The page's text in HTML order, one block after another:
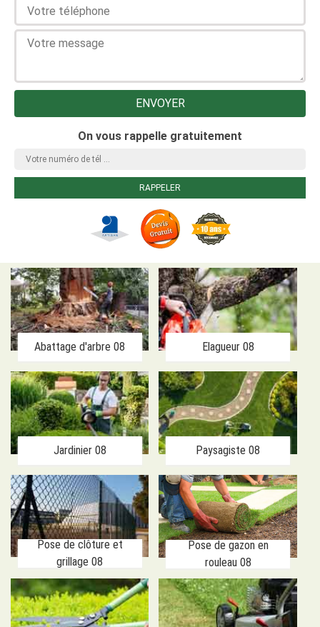
On vous rappelle gratuitement
Abattage d'arbre 08 Elagueur 08
Jardinier 08 Paysagiste 08
Pose de clôture et
grillage 08
Pose de gazon en
rouleau 08